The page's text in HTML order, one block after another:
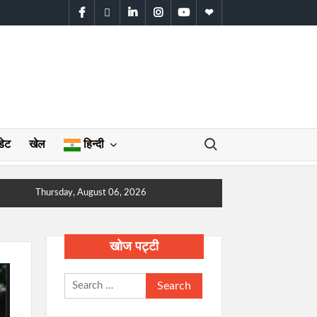
facebooktwitterlinkedininstagramyoutubeWhatsApp
खेल हिन्दी
Search for:
Thursday, August 06, 2026
खोज पट्टी
Search
for: